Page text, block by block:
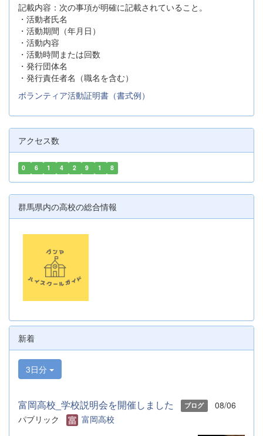
記載内容：次の事項が明確に記載されていること。
・活動者氏名
・活動期間（年月日）
・活動内容
・活動時間または回数
・発行団体名
・発行責任者名（職名を含む）
ボランティア活動証明書（書式例）
アクセス数
0 6 1 4 2 9 1 8
群馬県内の高校の総合情報
新着
3日分
富岡高校_学校説明会を開催しました ブログ
08/06
パブリック
富岡高校